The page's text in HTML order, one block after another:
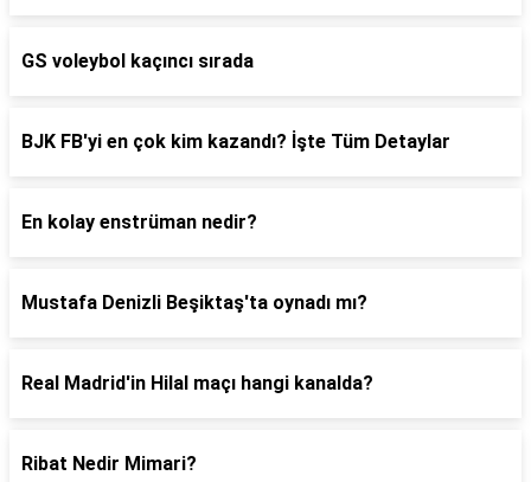
GS voleybol kaçıncı sırada
BJK FB'yi en çok kim kazandı? İşte Tüm Detaylar
En kolay enstrüman nedir?
Mustafa Denizli Beşiktaş'ta oynadı mı?
Real Madrid'in Hilal maçı hangi kanalda?
Ribat Nedir Mimari?